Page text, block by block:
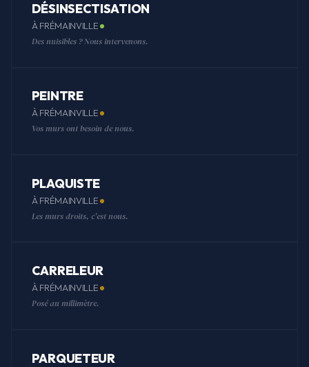
DÉSINSECTISATION
À FRÉMAINVILLE
Des nuisibles ? Nous intervenons.
PEINTRE
À FRÉMAINVILLE
Vos murs ont besoin de nous.
PLAQUISTE
À FRÉMAINVILLE
Les murs droits, c'est nous.
CARRELEUR
À FRÉMAINVILLE
Posé au millimètre.
PARQUETEUR